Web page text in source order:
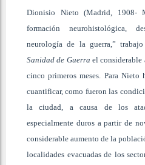
Dionisio Nieto (Madrid, 1908-
formación neurohistológica,
neurología de la guerra,”
Sanidad de Guerra el considerable
cinco primeros meses. Para
cuantificar, como fueron las
la ciudad, a causa de los
especialmente duros a partir de
considerable aumento de la
localidades evacuadas de los